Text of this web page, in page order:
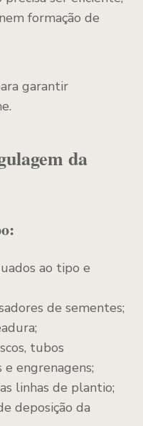
formação de
garantir
da
ao tipo e
de sementes;
tubos
engrenagens;
linhas de plantio;
deposição da